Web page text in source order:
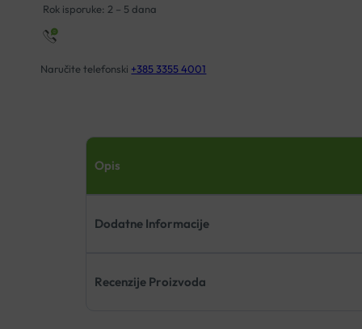
Rok isporuke: 2 – 5 dana
Naručite telefonski +385 3355 4001
Opis
Dodatne Informacije
Recenzije Proizvoda